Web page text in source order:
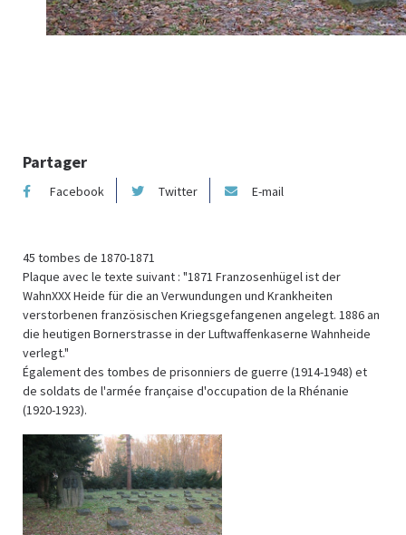
Partager
Facebook Twitter E-mail
45 tombes de 1870-1871
Plaque avec le texte suivant : "1871 Franzosenhügel ist der
WahnXXX Heide für die an Verwundungen und Krankheiten
verstorbenen französischen Kriegsgefangenen angelegt. 1886 an
die heutigen Bornerstrasse in der Luftwaffenkaserne Wahnheide
verlegt."
Également des tombes de prisonniers de guerre (1914-1948) et
de soldats de l'armée française d'occupation de la Rhénanie
(1920-1923).